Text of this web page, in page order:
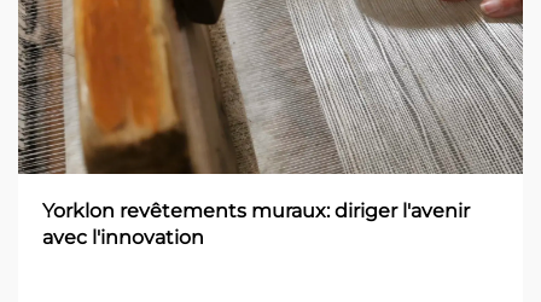
Yorklon revêtements muraux: diriger l'avenir
avec l'innovation